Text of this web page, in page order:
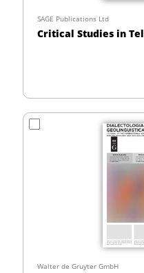
SAGE Publications Ltd
Critical Studies in
Walter de Gruyter GmbH